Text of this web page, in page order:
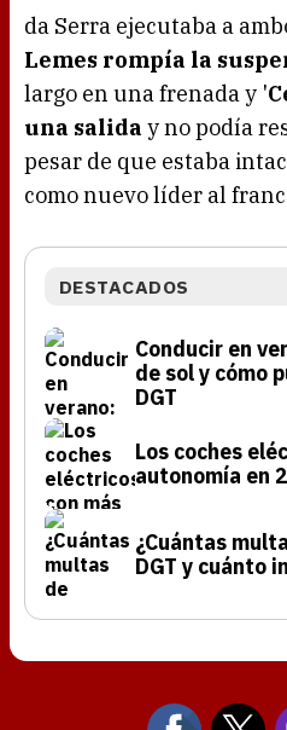
da Serra ejecutaba a
Lemes rompía la
largo en una frenada y '
una salida y no podía
pesar de que estaba
como nuevo líder al
DESTACADOS
Conducir en
de sol y cómo
DGT
Los coches
autonomía en
¿Cuántas
DGT y cuánto